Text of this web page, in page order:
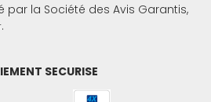
SECURISE
la Société des Avis Garantis,
.